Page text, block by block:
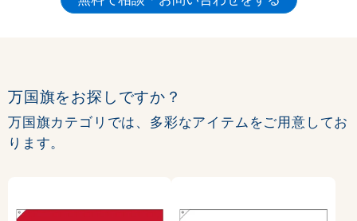
万国旗をお探しですか？
万国旗カテゴリでは、多彩なアイテムをご用意してお
ります。